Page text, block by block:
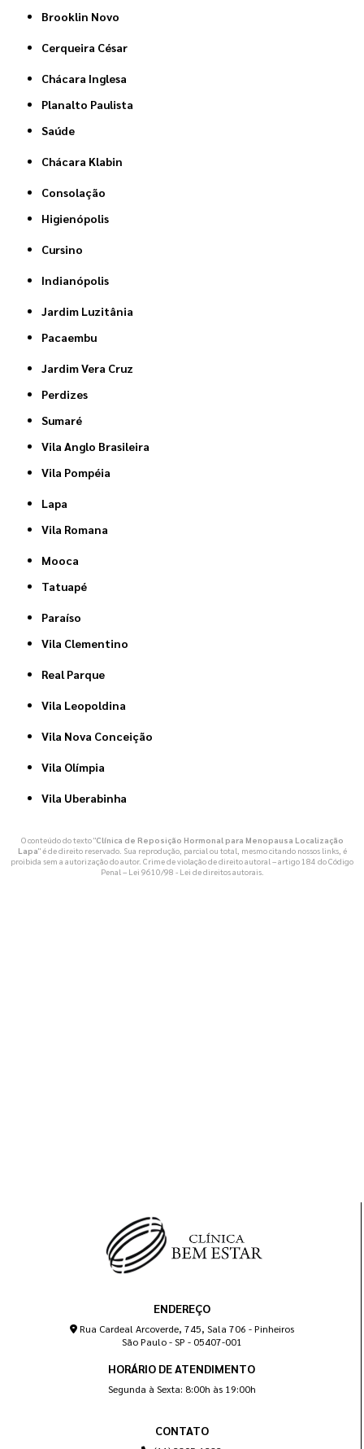
Brooklin Novo
Cerqueira César
Chácara Inglesa
Planalto Paulista
Saúde
Chácara Klabin
Consolação
Higienópolis
Cursino
Indianópolis
Jardim Luzitânia
Pacaembu
Jardim Vera Cruz
Perdizes
Sumaré
Vila Anglo Brasileira
Vila Pompéia
Lapa
Vila Romana
Mooca
Tatuapé
Paraíso
Vila Clementino
Real Parque
Vila Leopoldina
Vila Nova Conceição
Vila Olímpia
Vila Uberabinha
O conteúdo do texto "Clínica de Reposição Hormonal para Menopausa Localização
Lapa" é de direito reservado. Sua reprodução, parcial ou total, mesmo citando nossos links, é
proibida sem a autorização do autor. Crime de violação de direito autoral – artigo 184 do Código
Penal – Lei 9610/98 - Lei de direitos autorais.
ENDEREÇO
Rua Cardeal Arcoverde, 745, Sala 706 - Pinheiros
São Paulo - SP - 05407-001
HORÁRIO DE ATENDIMENTO
Segunda à Sexta: 8:00h às 19:00h
CONTATO